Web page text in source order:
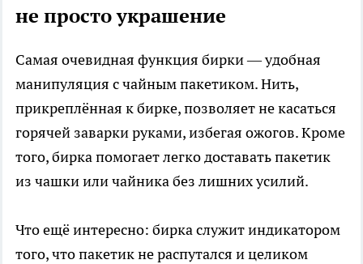
не просто украшение
Самая очевидная функция бирки — удобная
манипуляция с чайным пакетиком. Нить,
прикреплённая к бирке, позволяет не касаться
горячей заварки руками, избегая ожогов. Кроме
того, бирка помогает легко доставать пакетик
из чашки или чайника без лишних усилий.
Что ещё интересно: бирка служит индикатором
того, что пакетик не распутался и целиком